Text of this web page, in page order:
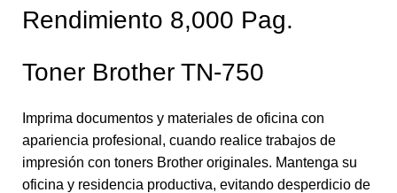
Rendimiento 8,000 Pag.
Toner Brother TN-750
Imprima documentos y materiales de oficina con
apariencia profesional, cuando realice trabajos de
impresión con toners Brother originales. Mantenga su
oficina y residencia productiva, evitando desperdicio de